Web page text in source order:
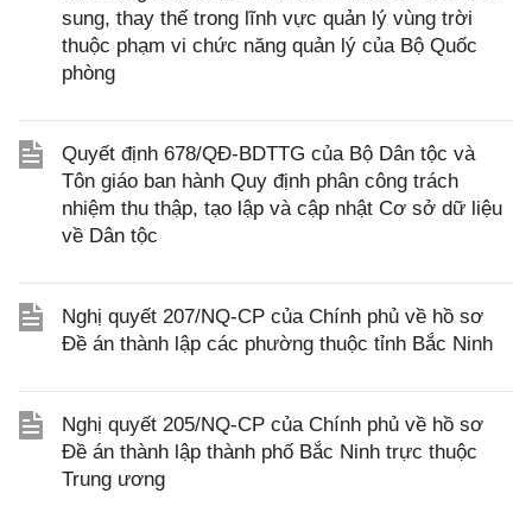
sung, thay thế trong lĩnh vực quản lý vùng trời
thuộc phạm vi chức năng quản lý của Bộ Quốc
phòng
Quyết định 678/QĐ-BDTTG của Bộ Dân tộc và
Tôn giáo ban hành Quy định phân công trách
nhiệm thu thập, tạo lập và cập nhật Cơ sở dữ liệu
về Dân tộc
Nghị quyết 207/NQ-CP của Chính phủ về hồ sơ
Đề án thành lập các phường thuộc tỉnh Bắc Ninh
Nghị quyết 205/NQ-CP của Chính phủ về hồ sơ
Đề án thành lập thành phố Bắc Ninh trực thuộc
Trung ương